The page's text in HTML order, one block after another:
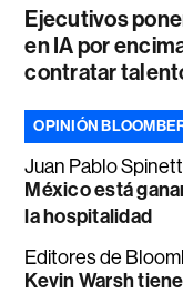
Ejecutivos
en IA por
contratar
OPINIÓN
Juan Pablo
México está
la hospitalidad
Editores de
Kevin Warsh